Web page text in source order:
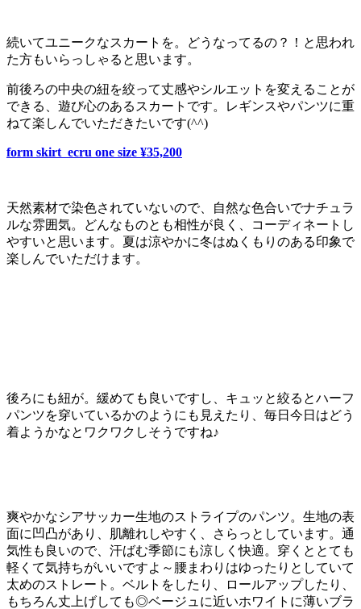
続いてユニークなスカートを。どうなってるの？！と思われ
た方もいらっしゃると思います。
前後ろの中央の紐を絞って丈感やシルエットを変えることが
できる、遊び心のあるスカートです。レギンスやパンツに重
ねて楽しんでいただきたいです(^^)
form skirt ecru one size ¥35,200
天然素材で染色されていないので、自然な色合いでナチュラ
ルな雰囲気。どんなものとも相性が良く、コーディネートし
やすいと思います。夏は涼やかに冬はぬくもりのある印象で
楽しんでいただけます。
後ろにも紐が。緩めても良いですし、キュッと絞るとハーフ
パンツを穿いているかのようにも見えたり、毎日今日はどう
着ようかなとワクワクしそうですね♪
爽やかなシアサッカー生地のストライプのパンツ。生地の表
面に凹凸があり、肌離れしやすく、さらっとしています。通
気性も良いので、汗ばむ季節にも涼しく快適。穿くととても
軽くて気持ちがいいですよ～腰まわりはゆったりとしていて
太めのストレート。ベルトをしたり、ロールアップしたり、
もちろん丈上げしても◎ベージュに近いホワイトに薄いブラ